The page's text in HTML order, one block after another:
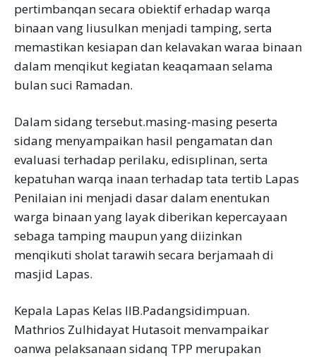
pertimbanqan secara obiektif erhadap warqa
binaan vang liusulkan menjadi tamping, serta
memastikan kesiapan dan kelavakan waraa binaan
dalam menqikut kegiatan keaqamaan selama
bulan suci Ramadan.
Dalam sidang tersebut.masing-masing peserta
sidang menyampaikan hasil pengamatan dan
evaluasi terhadap perilaku, edisıplinan, serta
kepatuhan warqa inaan terhadap tata tertib Lapas
Penilaian ini menjadi dasar dalam enentukan
warga binaan yang layak diberikan kepercayaan
sebaga tamping maupun yang diizinkan
menqikuti sholat tarawih secara berjamaah di
masjid Lapas.
Kepala Lapas Kelas IIB.Padangsidimpuan.
Mathrios Zulhidayat Hutasoit menvampaikar
oanwa pelaksanaan sidanq TPP merupakan